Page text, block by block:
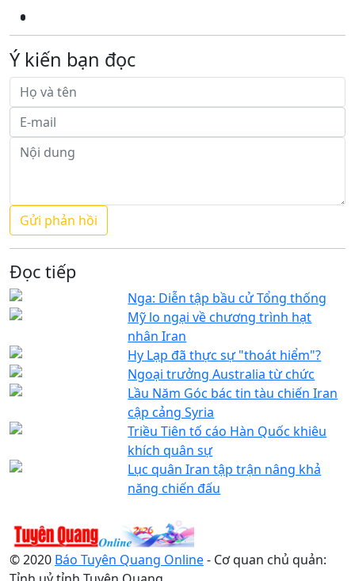
Ý kiến bạn đọc
Đọc tiếp
Nga: Diễn tập bầu cử Tổng thống
Mỹ lo ngại về chương trình hạt
nhân Iran
Hy Lạp đã thực sự "thoát hiểm"?
Ngoại trưởng Australia từ chức
Lầu Năm Góc bác tin tàu chiến Iran
cập cảng Syria
Triều Tiên tố cáo Hàn Quốc khiêu
khích quân sự
Lục quân Iran tập trận nâng khả
năng chiến đấu
© 2020 Báo Tuyên Quang Online- Cơ quan chủ quản: